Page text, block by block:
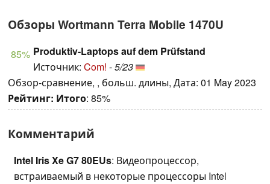
Обзоры Wortmann Terra Mobile 1470U
85% Produktiv-Laptops auf dem Prüfstand
Источник: Com! -5/23
Обзор-сравнение, , больш. длины, Дата: 01 May 2023
Рейтинг: Итого: 85%
Комментарий
Intel Iris Xe G7 80EUs: Видеопроцессор,
встраиваемый в некоторые процессоры Intel